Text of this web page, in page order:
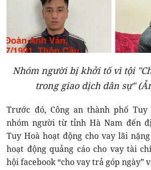
Nhóm người bị khởi tố vì tội
trong giao dịch dân sự"
Trước đó, Công an thành phố
nhóm người từ tỉnh Hà Nam đến
Tuy Hoà hoạt động cho vay lãi
hoạt động quảng cáo cho vay tài
hội facebook “cho vay trả góp ngày”